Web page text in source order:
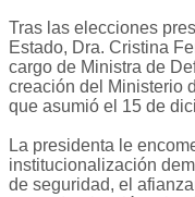
Tras las elecciones
Estado, Dra. Cristina
cargo de Ministra de
creación del Ministerio
que asumió el 15 de
La presidenta le
institucionalización
de seguridad, el